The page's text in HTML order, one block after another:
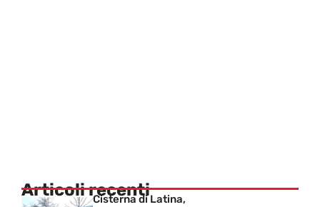
Articoli recenti
Cisterna di Latina,